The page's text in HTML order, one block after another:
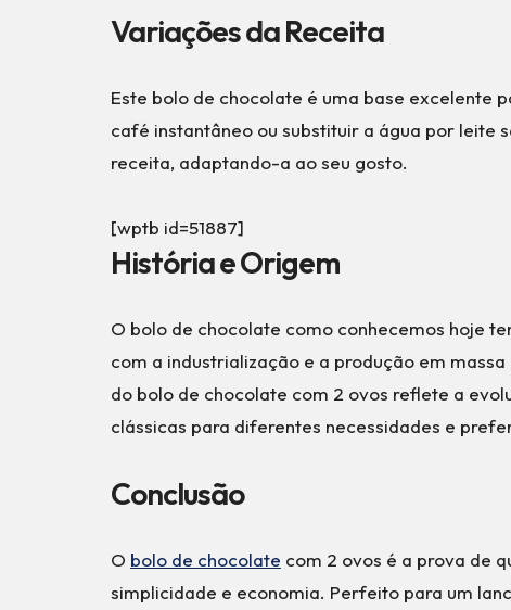
Variações da Receita
Este bolo de chocolate é uma base excelente
café instantâneo ou substituir a água por leite
receita, adaptando-a ao seu gosto.
[wptb id=51887]
História e Origem
O bolo de chocolate como conhecemos hoje
com a industrialização e a produção em
do bolo de chocolate com 2 ovos reflete a
clássicas para diferentes necessidades e
Conclusão
O bolo de chocolate com 2 ovos é a prova de
simplicidade e economia. Perfeito para um